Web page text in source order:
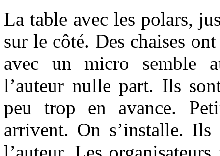
La table avec les polars,
sur le côté. Des chaises
avec un micro semble
l’auteur nulle part. Ils
peu trop en avance.
arrivent. On s’installe.
l’auteur. Les